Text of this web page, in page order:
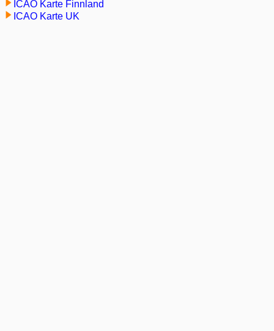
ICAO Karte Finnland
ICAO Karte UK